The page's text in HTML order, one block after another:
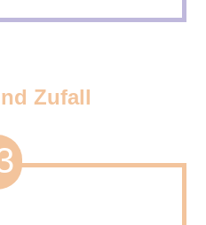
Zufall